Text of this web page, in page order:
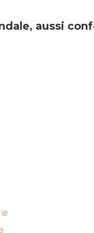
aussi